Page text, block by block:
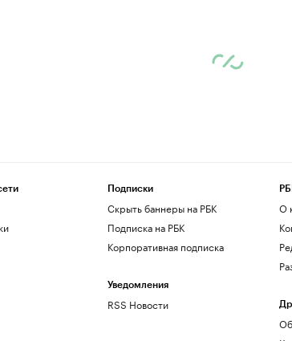
Подписки
Скрыть баннеры на РБК
Подписка на РБК
Корпоративная подписка
Уведомления
RSS Новости
О